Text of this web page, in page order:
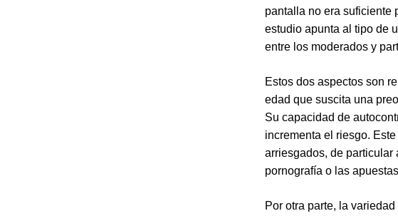
pantalla no era suficiente
estudio apunta al tipo de
entre los moderados y
Estos dos aspectos son
edad que suscita una
Su capacidad de
incrementa el riesgo.
arriesgados, de particular
pornografía o las
Por otra parte, la